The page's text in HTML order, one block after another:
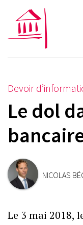
Devoir
Le dol
NICOLAS
Le 3 mai 2018,